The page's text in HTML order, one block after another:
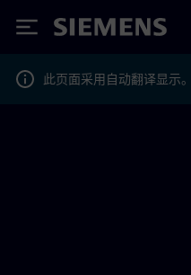
Siemens
此页面采用自动翻译显示。